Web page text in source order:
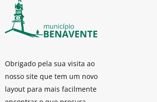
Obrigado pela sua visita ao
nosso site que tem um novo
layout para mais facilmente